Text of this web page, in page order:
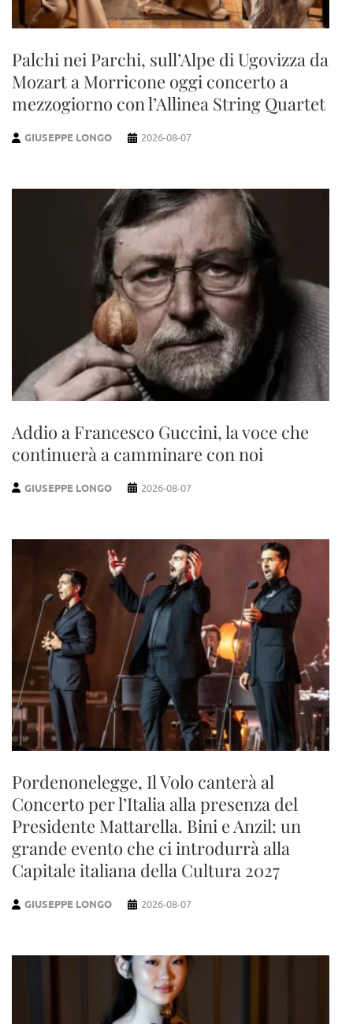
Palchi nei Parchi, sull’Alpe di Ugovizza da
Mozart a Morricone oggi concerto a
mezzogiorno con l’Allinea String Quartet
GIUSEPPE LONGO 2026-08-07
Addio a Francesco Guccini, la voce che
continuerà a camminare con noi
GIUSEPPE LONGO 2026-08-07
Pordenonelegge, Il Volo canterà al
Concerto per l’Italia alla presenza del
Presidente Mattarella. Bini e Anzil: un
grande evento che ci introdurrà alla
Capitale italiana della Cultura 2027
GIUSEPPE LONGO 2026-08-07